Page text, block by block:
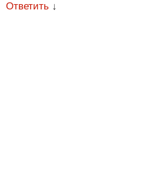
Ответить ↓